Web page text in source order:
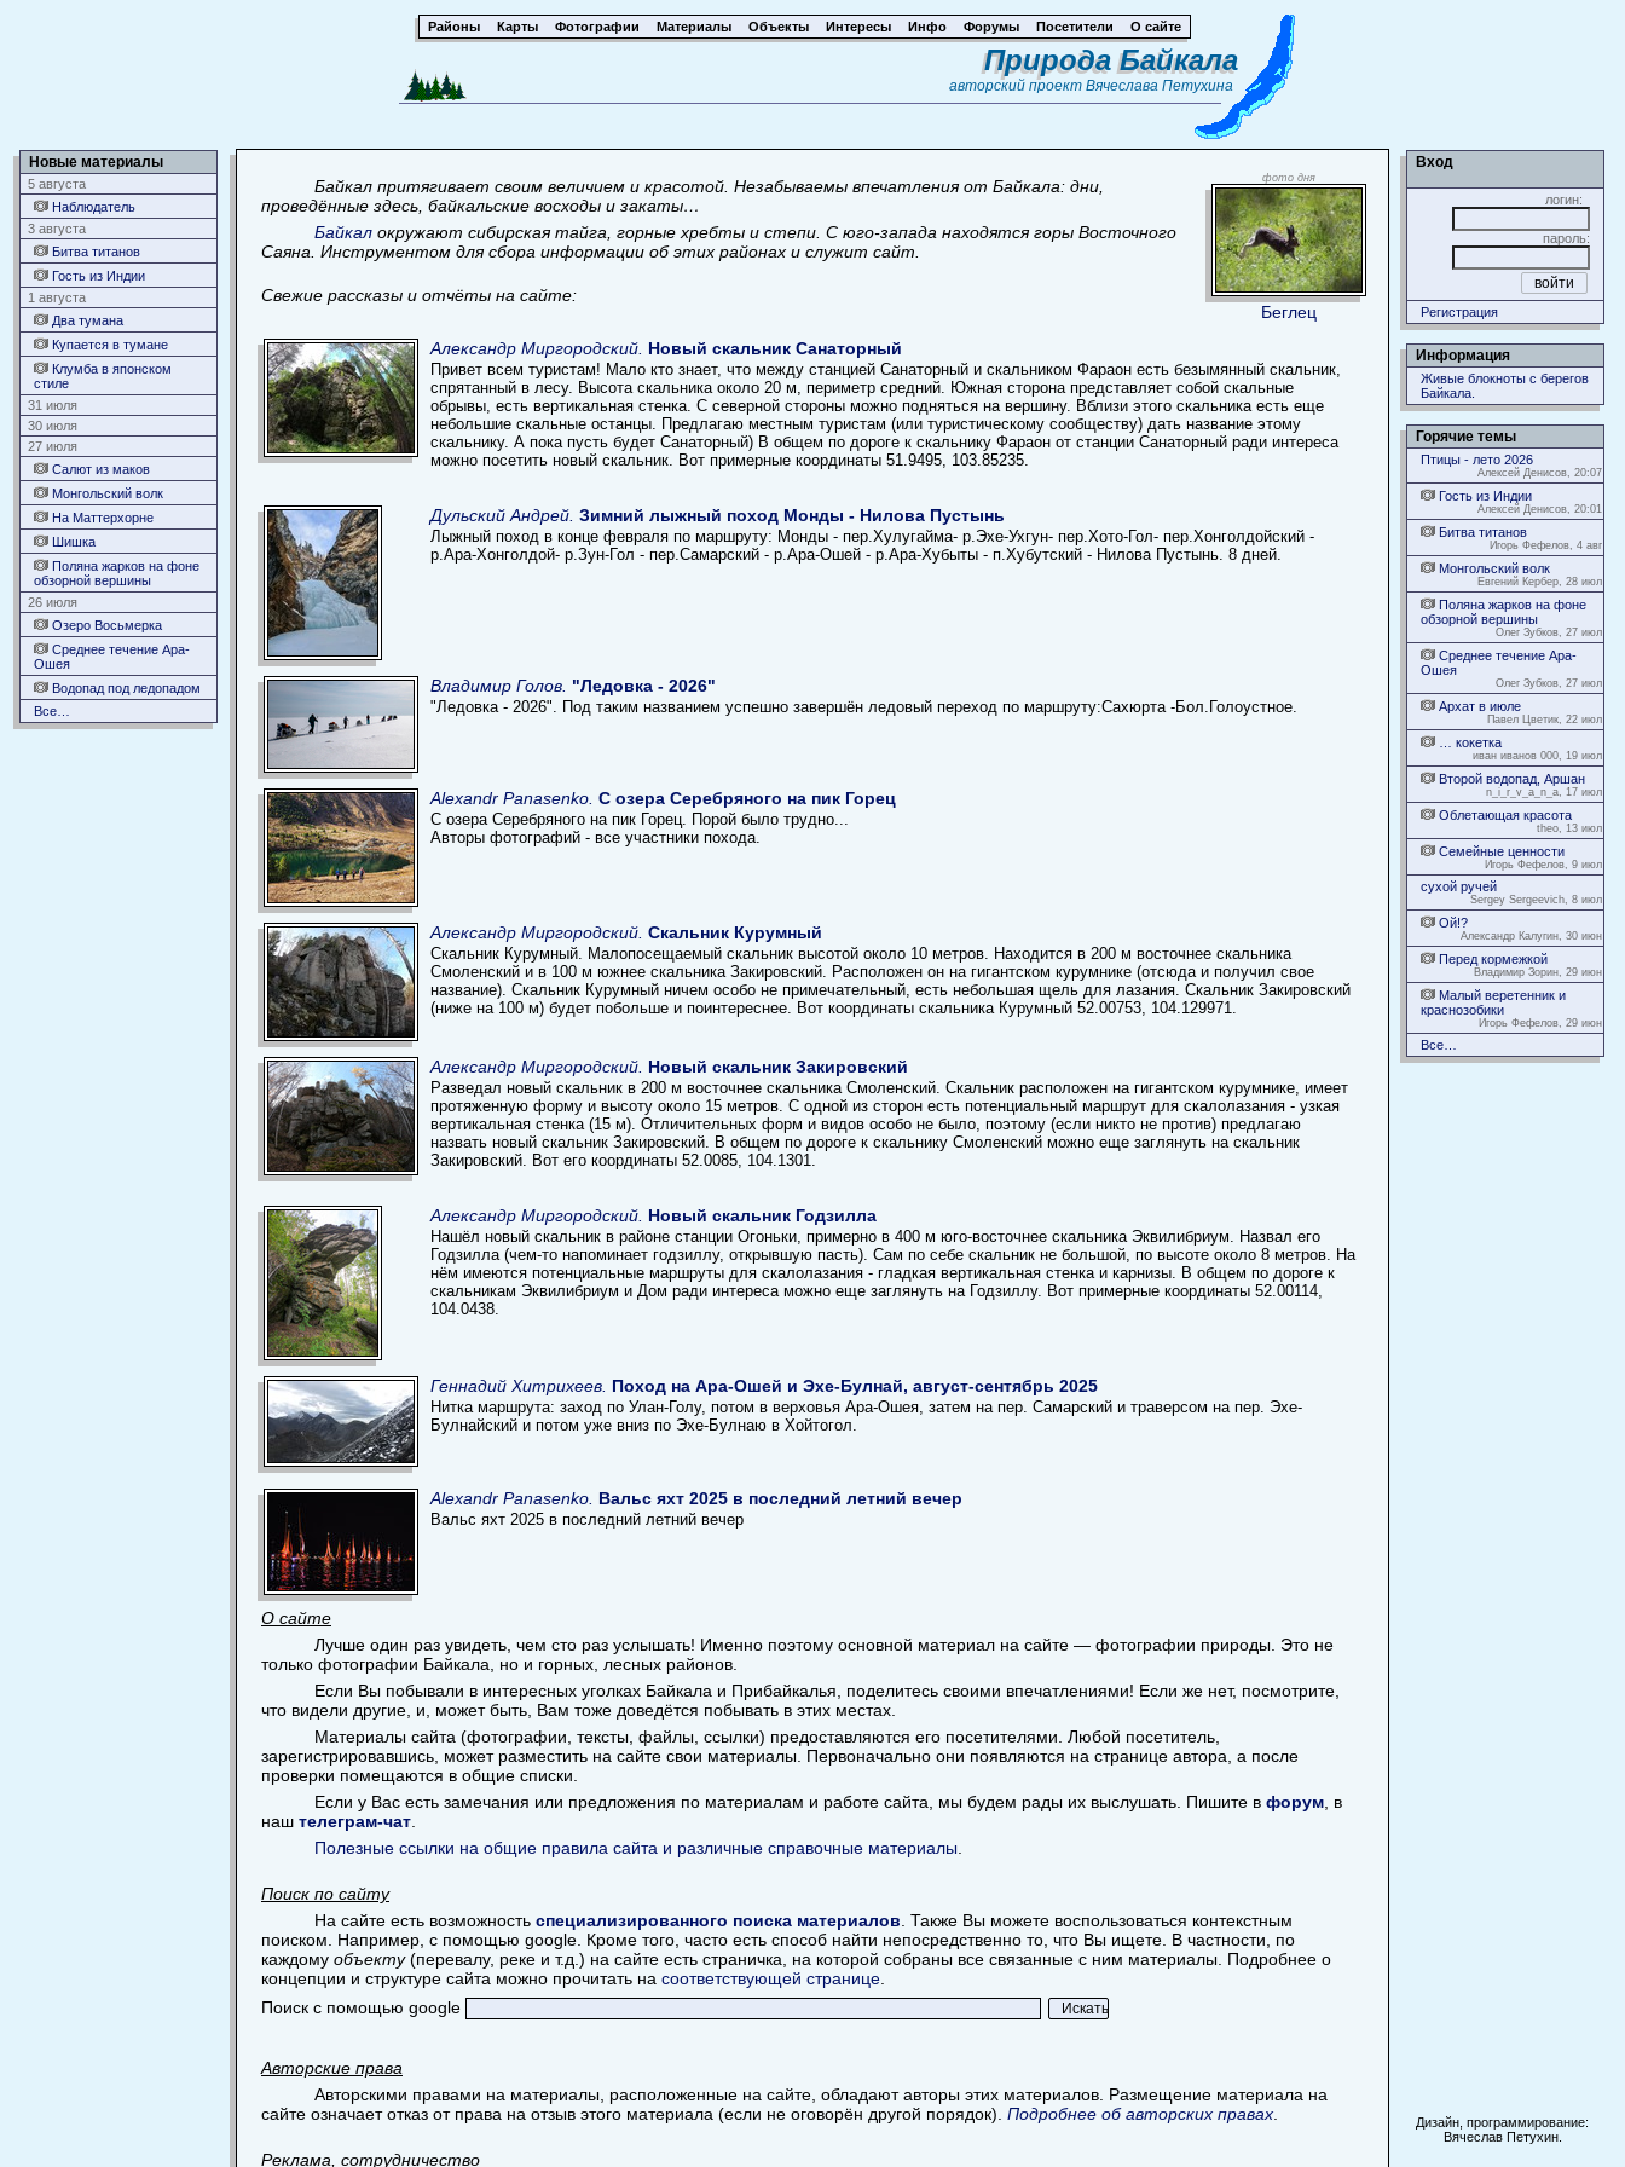
Районы Карты Фотографии Материалы Объекты Интересы Инфо Форумы Посетители О сайте
Природа Байкала
авторский проект Вячеслава Петухина
Новые материалы
5 августа
Наблюдатель
3 августа
Битва титанов
Гость из Индии
1 августа
Два тумана
Купается в тумане
Клумба в японском
стиле
31 июля
30 июля
27 июля
Салют из маков
Монгольский волк
На Маттерхорне
Шишка
Поляна жарков на фоне
обзорной вершины
26 июля
Озеро Восьмерка
Среднее течение Ара-
Ошея
Водопад под ледопадом
Все…
фото дня
Беглец
Байкал притягивает своим величием и красотой. Незабываемы впечатления от Байкала: дни,
проведённые здесь, байкальские восходы и закаты…
Байкал окружают сибирская тайга, горные хребты и степи. С юго-запада находятся горы Восточного
Саяна. Инструментом для сбора информации об этих районах и служит сайт.
Свежие рассказы и отчёты на сайте:
Александр Миргородский. Новый скальник Санаторный
Привет всем туристам! Мало кто знает, что между станцией Санаторный и скальником Фараон есть безымянный скальник,
спрятанный в лесу. Высота скальника около 20 м, периметр средний. Южная сторона представляет собой скальные
обрывы, есть вертикальная стенка. С северной стороны можно подняться на вершину. Вблизи этого скальника есть еще
небольшие скальные останцы. Предлагаю местным туристам (или туристическому сообществу) дать название этому
скальнику. А пока пусть будет Санаторный) В общем по дороге к скальнику Фараон от станции Санаторный ради интереса
можно посетить новый скальник. Вот примерные координаты 51.9495, 103.85235.
Дульский Андрей. Зимний лыжный поход Монды - Нилова Пустынь
Лыжный поход в конце февраля по маршруту: Монды - пер.Хулугайма- р.Эхе-Ухгун- пер.Хото-Гол- пер.Хонголдойский -
р.Ара-Хонголдой- р.Зун-Гол - пер.Самарский - р.Ара-Ошей - р.Ара-Хубыты - п.Хубутский - Нилова Пустынь. 8 дней.
Владимир Голов. "Ледовка - 2026"
"Ледовка - 2026". Под таким названием успешно завершён ледовый переход по маршруту:Сахюрта -Бол.Голоустное.
Alexandr Panasenko. С озера Серебряного на пик Горец
С озера Серебряного на пик Горец. Порой было трудно...
Авторы фотографий - все участники похода.
Александр Миргородский. Скальник Курумный
Скальник Курумный. Малопосещаемый скальник высотой около 10 метров. Находится в 200 м восточнее скальника
Смоленский и в 100 м южнее скальника Закировский. Расположен он на гигантском курумнике (отсюда и получил свое
название). Скальник Курумный ничем особо не примечательный, есть небольшая щель для лазания. Скальник Закировский
(ниже на 100 м) будет побольше и поинтереснее. Вот координаты скальника Курумный 52.00753, 104.129971.
Александр Миргородский. Новый скальник Закировский
Разведал новый скальник в 200 м восточнее скальника Смоленский. Скальник расположен на гигантском курумнике, имеет
протяженную форму и высоту около 15 метров. С одной из сторон есть потенциальный маршрут для скалолазания - узкая
вертикальная стенка (15 м). Отличительных форм и видов особо не было, поэтому (если никто не против) предлагаю
назвать новый скальник Закировский. В общем по дороге к скальнику Смоленский можно еще заглянуть на скальник
Закировский. Вот его координаты 52.0085, 104.1301.
Александр Миргородский. Новый скальник Годзилла
Нашёл новый скальник в районе станции Огоньки, примерно в 400 м юго-восточнее скальника Эквилибриум. Назвал его
Годзилла (чем-то напоминает годзиллу, открывшую пасть). Сам по себе скальник не большой, по высоте около 8 метров. На
нём имеются потенциальные маршруты для скалолазания - гладкая вертикальная стенка и карнизы. В общем по дороге к
скальникам Эквилибриум и Дом ради интереса можно еще заглянуть на Годзиллу. Вот примерные координаты 52.00114,
104.0438.
Геннадий Хитрихеев. Поход на Ара-Ошей и Эхе-Булнай, август-сентябрь 2025
Нитка маршрута: заход по Улан-Голу, потом в верховья Ара-Ошея, затем на пер. Самарский и траверсом на пер. Эхе-
Булнайский и потом уже вниз по Эхе-Булнаю в Хойтогол.
Alexandr Panasenko. Вальс яхт 2025 в последний летний вечер
Вальс яхт 2025 в последний летний вечер
О сайте
Лучше один раз увидеть, чем сто раз услышать! Именно поэтому основной материал на сайте — фотографии природы. Это не
только фотографии Байкала, но и горных, лесных районов.
Если Вы побывали в интересных уголках Байкала и Прибайкалья, поделитесь своими впечатлениями! Если же нет, посмотрите,
что видели другие, и, может быть, Вам тоже доведётся побывать в этих местах.
Материалы сайта (фотографии, тексты, файлы, ссылки) предоставляются его посетителями. Любой посетитель,
зарегистрировавшись, может разместить на сайте свои материалы. Первоначально они появляются на странице автора, а после
проверки помещаются в общие списки.
Если у Вас есть замечания или предложения по материалам и работе сайта, мы будем рады их выслушать. Пишите вфорум , в
наш телеграм-чат
Полезные ссылки на общие правила сайта и различные справочные материалы
Поиск по сайту
На сайте есть возможностьспециализированного поиска материалов . Также Вы можете воспользоваться контекстным
поиском. Например, с помощью google. Кроме того, часто есть способ найти непосредственно то, что Вы ищете. В частности, по
каждому объекту(перевалу, реке и т.д.) на сайте есть страничка, на которой собраны все связанные с ним материалы. Подробнее о
концепции и структуре сайта можно прочитать на соответствующей странице
Поиск с помощью google
Авторские права
Авторскими правами на материалы, расположенные на сайте, обладают авторы этих материалов. Размещение материала на
сайте означает отказ от права на отзыв этого материала (если не оговорён другой порядок). Подробнее об авторских правах
Реклама, сотрудничество
Вход
логин:
пароль:
Регистрация
Информация
Живые блокноты с берегов
Байкала.
Горячие темы
Птицы - лето 2026
Алексей Денисов, 20:07
Гость из Индии
Алексей Денисов, 20:01
Битва титанов
Игорь Фефелов, 4 авг
Монгольский волк
Евгений Кербер, 28 июл
Поляна жарков на фоне
обзорной вершины
Олег Зубков, 27 июл
Среднее течение Ара-
Ошея
Олег Зубков, 27 июл
Архат в июле
Павел Цветик, 22 июл
… кокетка
иван иванов 000, 19 июл
Второй водопад, Аршан
n_i_r_v_a_n_a, 17 июл
Облетающая красота
theo, 13 июл
Семейные ценности
Игорь Фефелов, 9 июл
сухой ручей
Sergey Sergeevich, 8 июл
Ой!?
Александр Калугин, 30 июн
Перед кормежкой
Владимир Зорин, 29 июн
Малый веретенник и
краснозобики
Игорь Фефелов, 29 июн
Все…
Дизайн, программирование:
Вячеслав Петухин.